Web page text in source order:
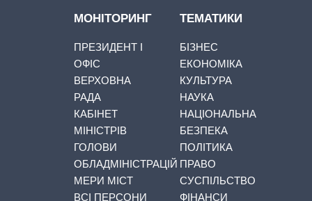
МОНІТОРИНГ
ПРЕЗИДЕНТ І
ОФІС
ВЕРХОВНА
РАДА
КАБІНЕТ
МІНІСТРІВ
ГОЛОВИ
ОБЛАДМІНІСТРАЦІЙ
МЕРИ МІСТ
ВСІ ПЕРСОНИ
ТЕМАТИКИ
БІЗНЕС
ЕКОНОМІКА
КУЛЬТУРА
НАУКА
НАЦІОНАЛЬНА
БЕЗПЕКА
ПОЛІТИКА
ПРАВО
СУСПІЛЬСТВО
ФІНАНСИ